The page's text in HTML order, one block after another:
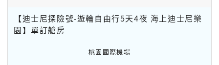
【迪士尼探險號-遊輪自由行5天4夜 海上迪士尼樂
園】單訂艙房
桃園國際機場